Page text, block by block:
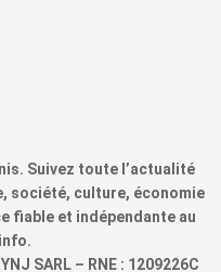
Suivez toute l’actualité
société, culture, économie
fiable et indépendante au
SARL – RNE : 1209226C